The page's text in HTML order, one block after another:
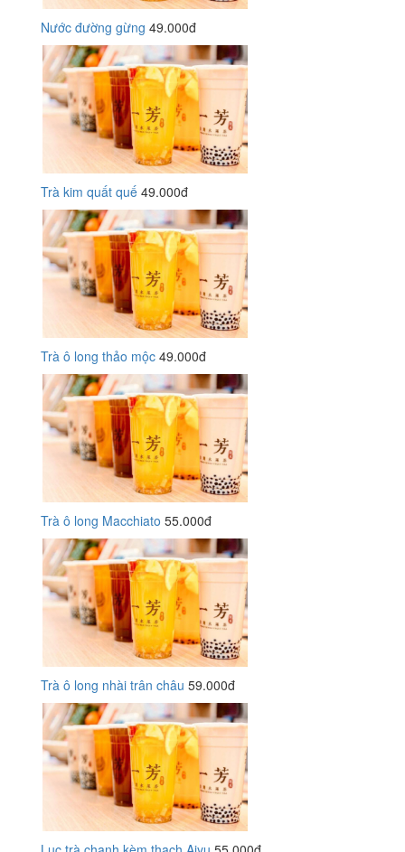
Nước đường gừng 49.000đ
Trà kim quất quế 49.000đ
Trà ô long thảo mộc 49.000đ
Trà ô long Macchiato 55.000đ
Trà ô long nhài trân châu 59.000đ